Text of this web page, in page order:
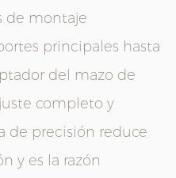
de montaje
principales hasta
del mazo de
completo y
de precisión reduce
y es la razón